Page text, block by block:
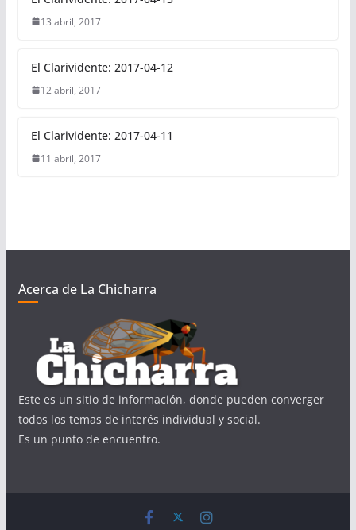
13 abril, 2017
El Clarividente: 2017-04-12
12 abril, 2017
El Clarividente: 2017-04-11
11 abril, 2017
Acerca de La Chicharra
Este es un sitio de información, donde pueden converger
todos los temas de interés individual y social.
Es un punto de encuentro.